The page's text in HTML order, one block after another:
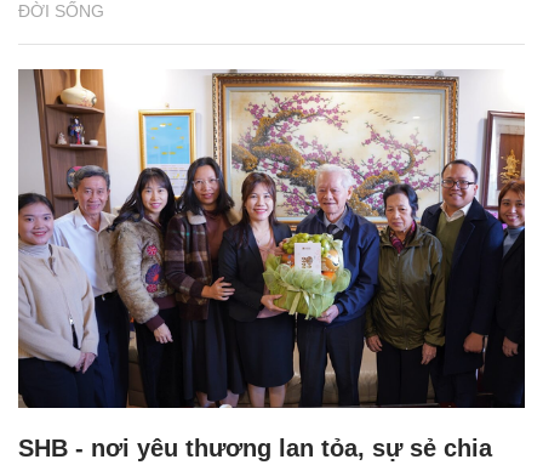
ĐỜI SỐNG
SHB - nơi yêu thương lan tỏa, sự sẻ chia